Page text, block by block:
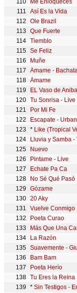
Me Enloqueces
Así Es la Vida
Ole Brazil
Que Fuerte
Tiemblo
Se Feliz
Muñe
Ámame -
Ámame
EL Vaso de
Tu Sonrisa - Live
Por Mi Fe
Escapate - Urban
* Like (Tropical
Lluvia y Samba -
Nuevo
Pintame - Live
Echate Pa Ca
No Sé Qué Pasó
Gózame
20 Aky
Vuelve Conmigo
Poeta Curao
Más Que Una
La Razón
Suavemente -
Bam Bam
Poeta Herío
Tu Eres la Reina
* Sin Testigos -